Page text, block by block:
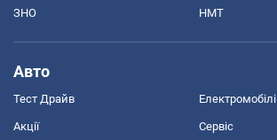
ЗНО НМТ
Авто
Тест Драйв Електромобілі
Акції Сервіс